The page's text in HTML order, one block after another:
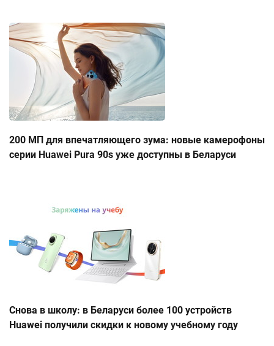
200 МП для впечатляющего зума: новые камерофоны
серии Huawei Pura 90s уже доступны в Беларуси
Снова в школу: в Беларуси более 100 устройств
Huawei получили скидки к новому учебному году